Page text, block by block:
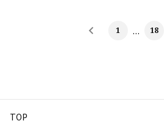
1 … 18
TOP